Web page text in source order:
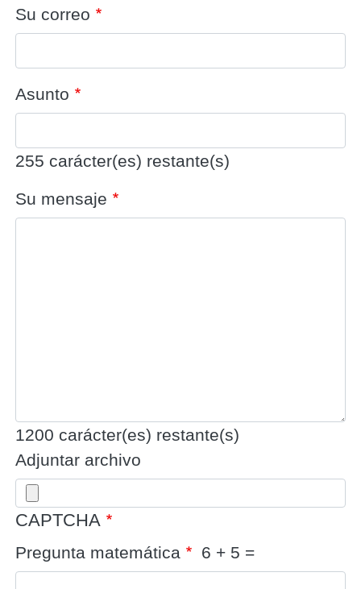
Su correo
Asunto
255 carácter(es) restante(s)
Su mensaje
1200 carácter(es) restante(s)
Adjuntar archivo
CAPTCHA
Pregunta matemática 6 + 5 =